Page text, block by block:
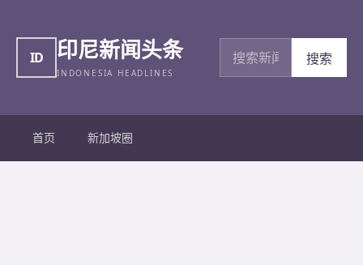
ID 印尼新闻头条
INDONESIA HEADLINES
搜索新闻
搜索
首页 新加坡圈